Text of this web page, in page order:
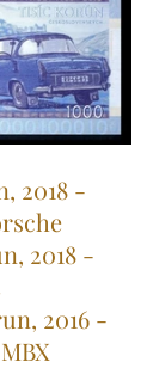
2018 -
2018 -
2016 -